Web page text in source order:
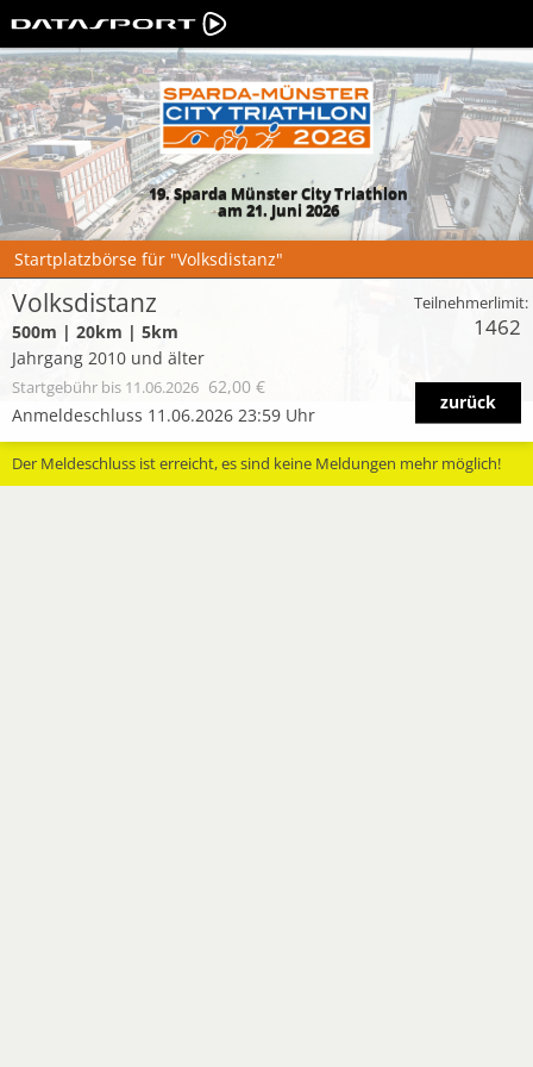
19. Sparda Münster City Triathlon
am 21. Juni 2026
Startplatzbörse für "Volksdistanz"
Volksdistanz
500m | 20km | 5km
Jahrgang 2010 und älter
Startgebühr bis 11.06.2026 62,00 €
Anmeldeschluss 11.06.2026 23:59 Uhr
Teilnehmerlimit:
1462
zurück
Der Meldeschluss ist erreicht, es sind keine Meldungen mehr möglich!